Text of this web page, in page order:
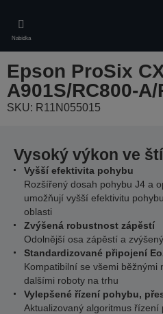
main
content
Nabídka
Epson ProSix
A901S/RC800-A/
SKU: R11N055015
Vysoký výkon ve
Vyšší efektivita pohybu
Rozšířený dosah pohybu J4 a
umožňují vyšší efektivitu
oblasti
Zvýšená robustnost zápěstí
Odolnější osa zápěstí a
Standardizované připojení
Kompatibilní se všemi běžnými
dalšími roboty na trhu
Vylepšené řízení pohybu,
Aktualizovaný algoritmus řízení